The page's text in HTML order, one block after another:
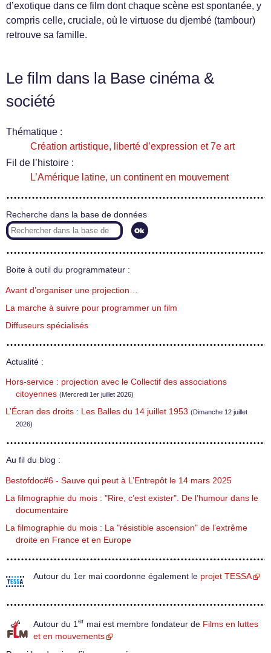
d’exotique dans ce film dont chaque scène est spontanée, y
compris celle, cruciale, où le virtuose du djembé (tambour)
retrouve sa famille.
Le film dans la Base cinéma &
société
Thématique :
Création artistique, liberté d’expression et 7e art
Fil de l’histoire :
L’Amérique latine, un continent en mouvement
Recherche dans la base de données
Boite à outil du programmateur :
Avant d’organiser une projection…
La marche à suivre pour programmer un film
Diffuseurs spécialisés
Actualité :
Hors-service : projection avec le Collectif des associations
citoyennes (Mercredi 1er juillet 2026)
L’Écran des droits : Les Balles du 14 juillet 1953 (Dimanche 12 juillet
2026)
Au fil du blog :
Bestofdoc#6 - Sauve qui peut à L’Entrepôt le 14 mars 2025
La filmographie du mois : "Rire, c’est exister". De l’humour dans le
documentaire
La filmographie du mois : La "résistible ascension" de l’extrême
droite en France et en Europe
Autour du 1er mai coordonne également le projet TESSA
Autour du 1 er mai est membre fondateur de Films en luttes
et en mouvements